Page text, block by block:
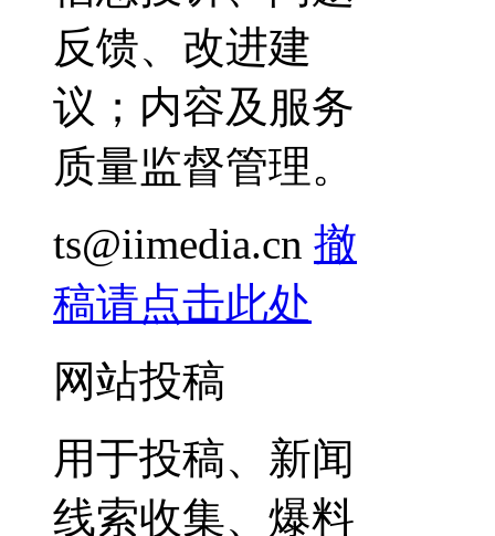
反馈、改进建
议；内容及服务
质量监督管理。
ts@iimedia.cn 撤
稿请点击此处
网站投稿
用于投稿、新闻
线索收集、爆料